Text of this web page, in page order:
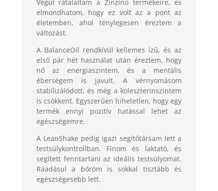
Végül rátaláltam a Zinzino termékeire, és
elmondhatom, hogy ez volt az a pont az
életemben, ahol ténylegesen éreztem a
változást.
A BalanceOil rendkívül kellemes ízű, és az
első pár hét használat után éreztem, hogy
nő az energiaszintem, és a mentális
éberségem is javult. A vérnyomásom
stabilizálódott, és még a koleszterinszintem
is csökkent. Egyszerűen hihetetlen, hogy egy
termék ennyi pozitív hatással lehet az
egészségemre.
A LeanShake pedig igazi segítőtársam lett a
testsúlykontrollban. Finom és laktató, és
segített fenntartani az ideális testsúlyomat.
Ráadásul a bőröm is sokkal tisztább és
egészségesebb lett.